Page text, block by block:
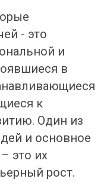
- это
и
в
к
Один из
и основное
это их
рост.